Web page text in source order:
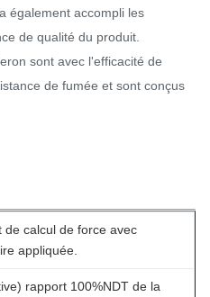
également accompli les
de qualité du produit.
sont avec l'efficacité de
de fumée et sont conçus
de calcul de force avec
appliquée.
rapport 100%NDT de la